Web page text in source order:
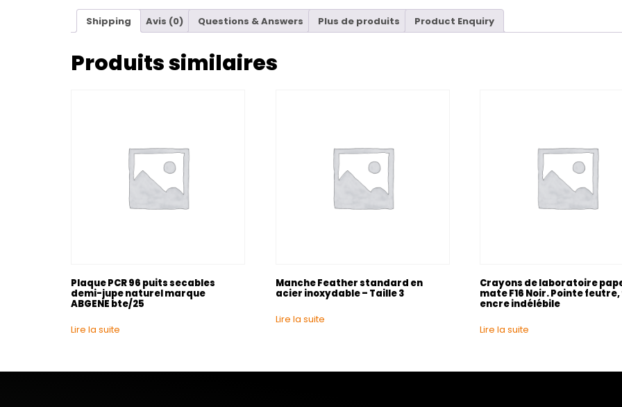
Shipping Avis (0) Questions & Answers Plus de produits Product Enquiry
Produits similaires
Plaque PCR 96 puits secables
demi-jupe naturel marque
ABGENE bte/25
Lire la suite
Manche Feather standard en
acier inoxydable – Taille 3
Lire la suite
Crayons de laboratoire
mate F16 Noir. Pointe
encre indélébile
Lire la suite